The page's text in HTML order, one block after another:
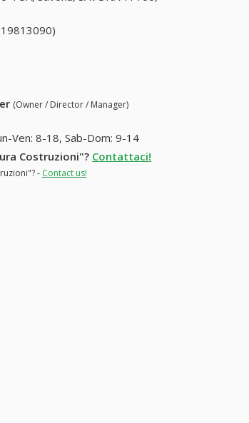
(Owner / Director / Manager)
Ven: 8-18, Sab-Dom: 9-14
Costruzioni"? Contattaci!
- Contact us!